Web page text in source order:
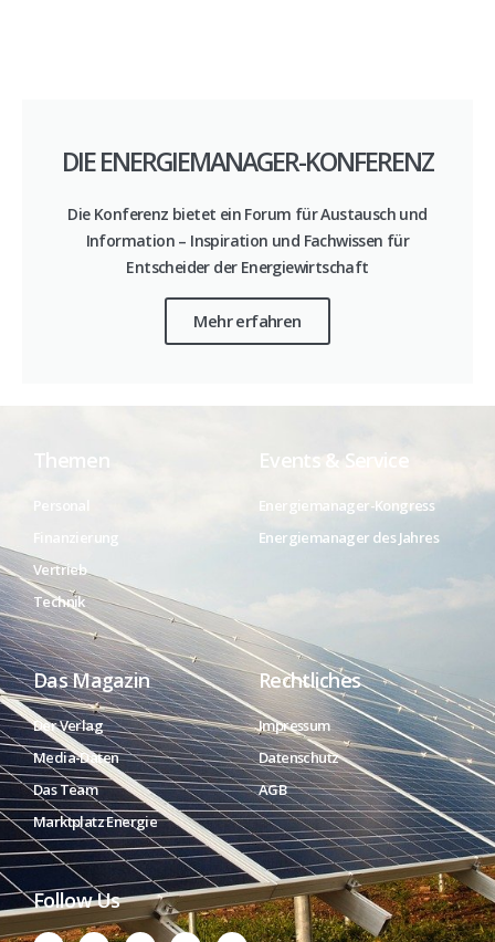
DIE ENERGIEMANAGER-KONFERENZ
Die Konferenz bietet ein Forum für Austausch und
Information – Inspiration und Fachwissen für
Entscheider der Energiewirtschaft
Mehr erfahren
Themen
Finanzierung
Vertrieb
Technik
Events & Service
Energiemanager-Kongress
Energiemanager des Jahres
Das Magazin
Der Verlag
Media-Daten
Das Team
Marktplatz Energie
Rechtliches
Impressum
Datenschutz
AGB
Follow Us